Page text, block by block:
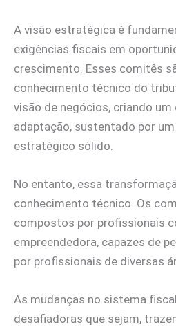
A visão estratégica é
exigências fiscais em
crescimento. Esses comitês
conhecimento técnico do
visão de negócios, criando
adaptação, sustentado por
estratégico sólido.
No entanto, essa
conhecimento técnico. Os
compostos por profissionais
empreendedora, capazes de
por profissionais de diversas
As mudanças no sistema
desafiadoras que sejam,